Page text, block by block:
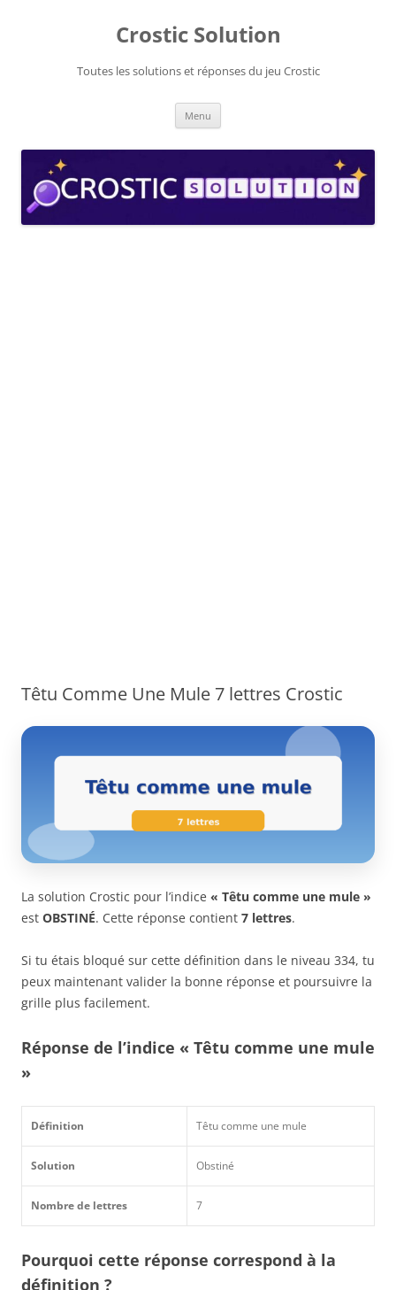
Crostic Solution
Toutes les solutions et réponses du jeu Crostic
Menu
Têtu Comme Une Mule 7 lettres Crostic
La solution Crostic pour l’indice « Têtu comme une mule »
est OBSTINÉ. Cette réponse contient 7 lettres.
Si tu étais bloqué sur cette définition dans le niveau 334, tu
peux maintenant valider la bonne réponse et poursuivre la
grille plus facilement.
Réponse de l’indice « Têtu comme une mule
»
Définition Têtu comme une mule
Solution Obstiné
Nombre de lettres 7
Pourquoi cette réponse correspond à la
définition ?